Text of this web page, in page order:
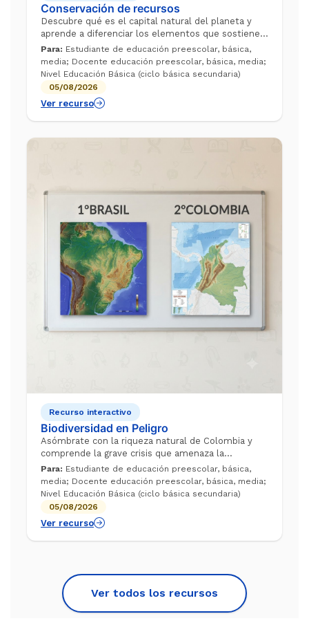
Conservación de recursos
Descubre qué es el capital natural del planeta y
aprende a diferenciar los elementos que sostienen
nuestra supervivencia. A través de este video de
Aulas sin Fronteras, comprenderá...
Para: Estudiante de educación preescolar, básica,
media; Docente educación preescolar, básica, media;
Nivel Educación Básica (ciclo básica secundaria)
05/08/2026
Ver recurso
Recurso interactivo
Biodiversidad en Peligro
Asómbrate con la riqueza natural de Colombia y
comprende la grave crisis que amenaza la
supervivencia de sus especies singulares. A través
de este video de Aulas sin Fronteras, des...
Para: Estudiante de educación preescolar, básica,
media; Docente educación preescolar, básica, media;
Nivel Educación Básica (ciclo básica secundaria)
05/08/2026
Ver recurso
Ver todos los recursos